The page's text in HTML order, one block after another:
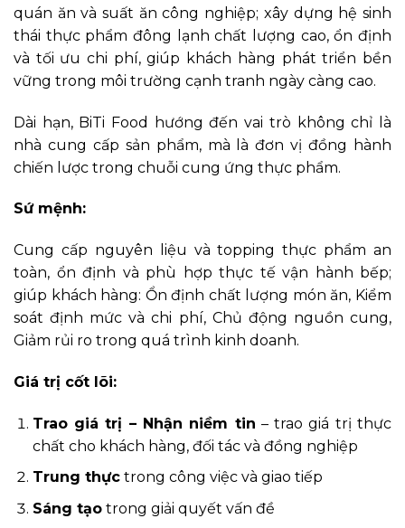
quán ăn và suất ăn công nghiệp; xây dựng hệ sinh
thái thực phẩm đông lạnh chất lượng cao, ổn định
và tối ưu chi phí, giúp khách hàng phát triển bền
vững trong môi trường cạnh tranh ngày càng cao.
Dài hạn, BiTi Food hướng đến vai trò không chỉ là
nhà cung cấp sản phẩm, mà là đơn vị đồng hành
chiến lược trong chuỗi cung ứng thực phẩm.
Sứ mệnh:
Cung cấp nguyên liệu và topping thực phẩm an
toàn, ổn định và phù hợp thực tế vận hành bếp;
giúp khách hàng: Ổn định chất lượng món ăn, Kiểm
soát định mức và chi phí, Chủ động nguồn cung,
Giảm rủi ro trong quá trình kinh doanh.
Giá trị cốt lõi:
Trao giá trị – Nhận niềm tin – trao giá trị thực
chất cho khách hàng, đối tác và đồng nghiệp
Trung thựctrong công việc và giao tiếp
Sáng tạotrong giải quyết vấn đề